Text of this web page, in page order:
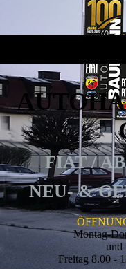
FIAT /
NEU- &
Montag-
und
Freitag 8.00 -